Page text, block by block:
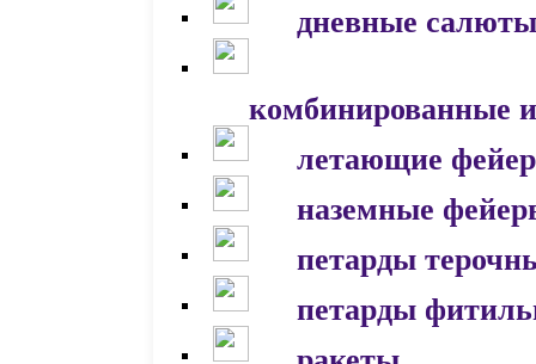
дневные салюты
комбинированные
летающие
наземные
петарды
петарды